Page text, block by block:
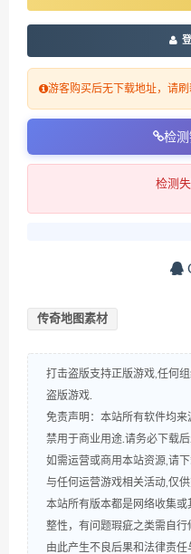
游客购买后无下载地址，请刷
检
检测
传奇地图素材
打击盗版支持正版游戏,任何
盗版游戏.
免责声明：本站所有软件均
禁用于商业用途.请务必下载
如需运营或商用本站资源,请
与任何运营游戏相关活动,仅供
本站所有版本都是网络收集
整性，有问题瑕疵之类需自行
由此产生不良后果和法律责